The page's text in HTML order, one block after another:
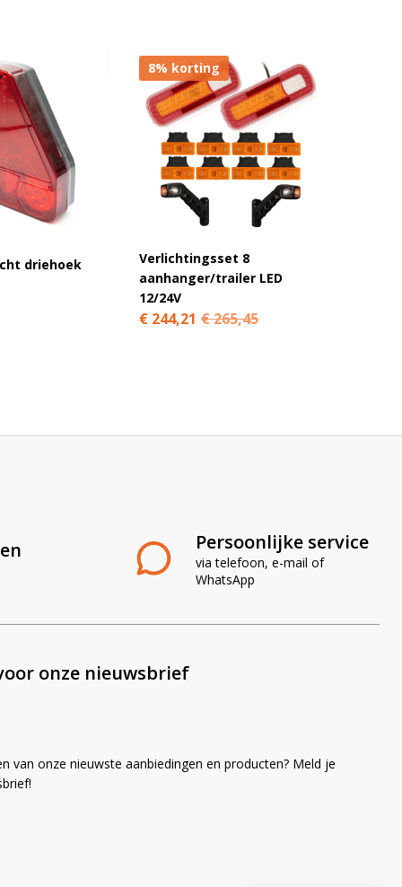
driehoek
8% korting
Verlichtingsset 8
aanhanger/trailer LED
12/24V
€ 244,21 € 265,45
Persoonlijke service
via telefoon, e-mail of
WhatsApp
onze nieuwsbrief
van onze nieuwste aanbiedingen en producten? Meld je